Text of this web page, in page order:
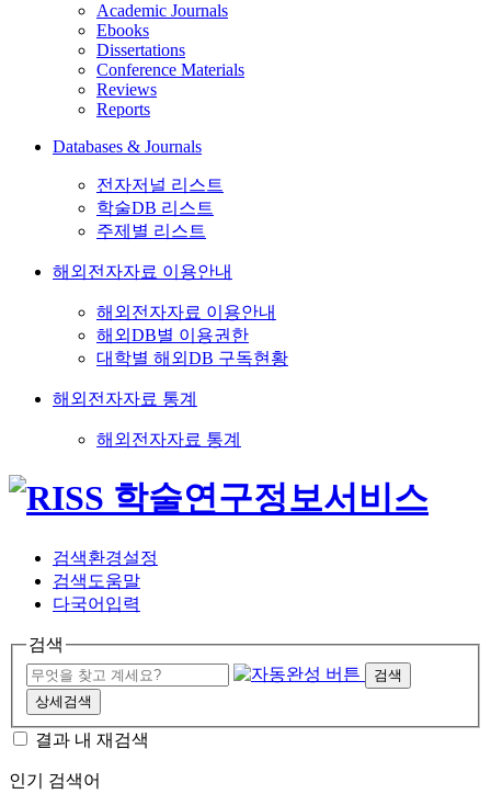
Academic Journals
Ebooks
Dissertations
Conference Materials
Reviews
Reports
Databases & Journals
전자저널 리스트
학술DB 리스트
주제별 리스트
해외전자자료 이용안내
해외전자자료 이용안내
해외DB별 이용권한
대학별 해외DB 구독현황
해외전자자료 통계
해외전자자료 통계
검색환경설정
검색도움말
다국어입력
검색
검색
상세검색
결과 내 재검색
인기 검색어